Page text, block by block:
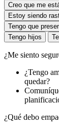
Creo que me
Estoy siendo
Tengo que
Tengo hijos
¿Me siento
¿Tengo
quedar?
¿Qué debo